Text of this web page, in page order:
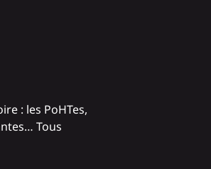
: les PoHTes,
Tous